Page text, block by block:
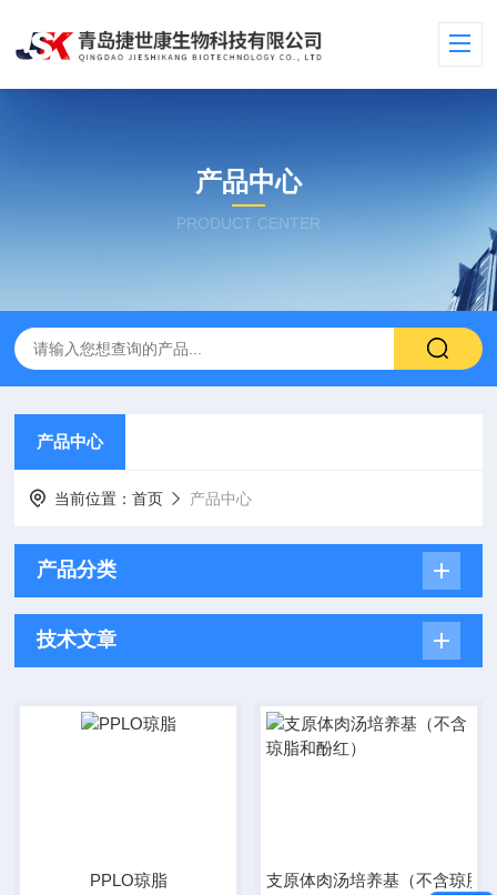
产品中心
PRODUCT CENTER
产品中心
当前位置：首页 产品中心
产品分类
技术文章
PPLO琼脂 支原体肉汤培养基（不含琼脂